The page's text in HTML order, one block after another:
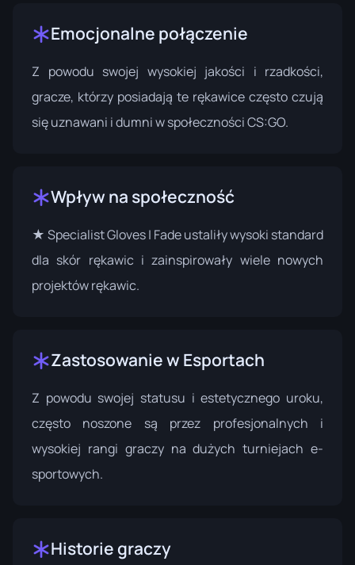
Emocjonalne połączenie
Z powodu swojej wysokiej jakości i rzadkości,
gracze, którzy posiadają te rękawice często czują
się uznawani i dumni w społeczności CS:GO.
Wpływ na społeczność
★ Specialist Gloves | Fade ustaliły wysoki standard
dla skór rękawic i zainspirowały wiele nowych
projektów rękawic.
Zastosowanie w Esportach
Z powodu swojej statusu i estetycznego uroku,
często noszone są przez profesjonalnych i
wysokiej rangi graczy na dużych turniejach e-
sportowych.
Historie graczy